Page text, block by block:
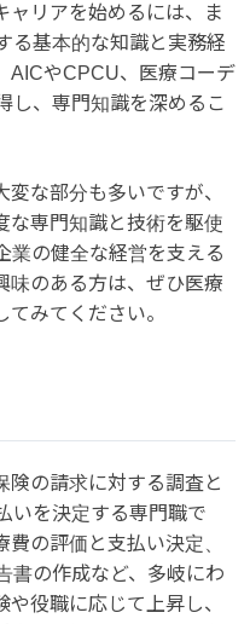
ャリアを始めるには、ま
る基本的な知識と実務経
AICやCPCU、医療コーデ
し、専門知識を深めるこ
な部分も多いですが、
な専門知識と技術を駆使
業の健全な経営を支える
味のある方は、ぜひ医療
みてください。
険の請求に対する調査と
いを決定する専門職で
の評価と支払い決定、
書の作成など、多岐にわ
役職に応じて上昇し、